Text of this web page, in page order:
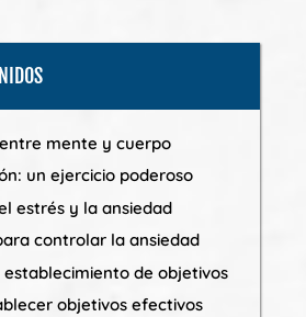
mente y cuerpo
un ejercicio poderoso
estrés y la ansiedad
controlar la ansiedad
establecimiento de objetivos
objetivos efectivos